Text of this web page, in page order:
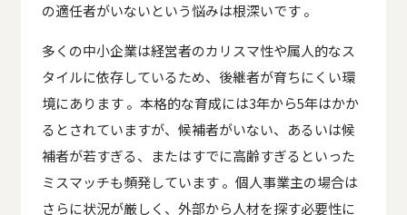
の適任者がいないという悩みは根深いです 。
多くの中小企業は経営者のカリスマ性や属人的なス
タイルに依存しているため、後継者が育ちにくい環
境にあります 。本格的な育成には3年から5年はかか
るとされていますが、候補者がいない、あるいは候
補者が若すぎる、またはすでに高齢すぎるといった
ミスマッチも頻発しています 。個人事業主の場合は
さらに状況が厳しく、外部から人材を探す必要性に